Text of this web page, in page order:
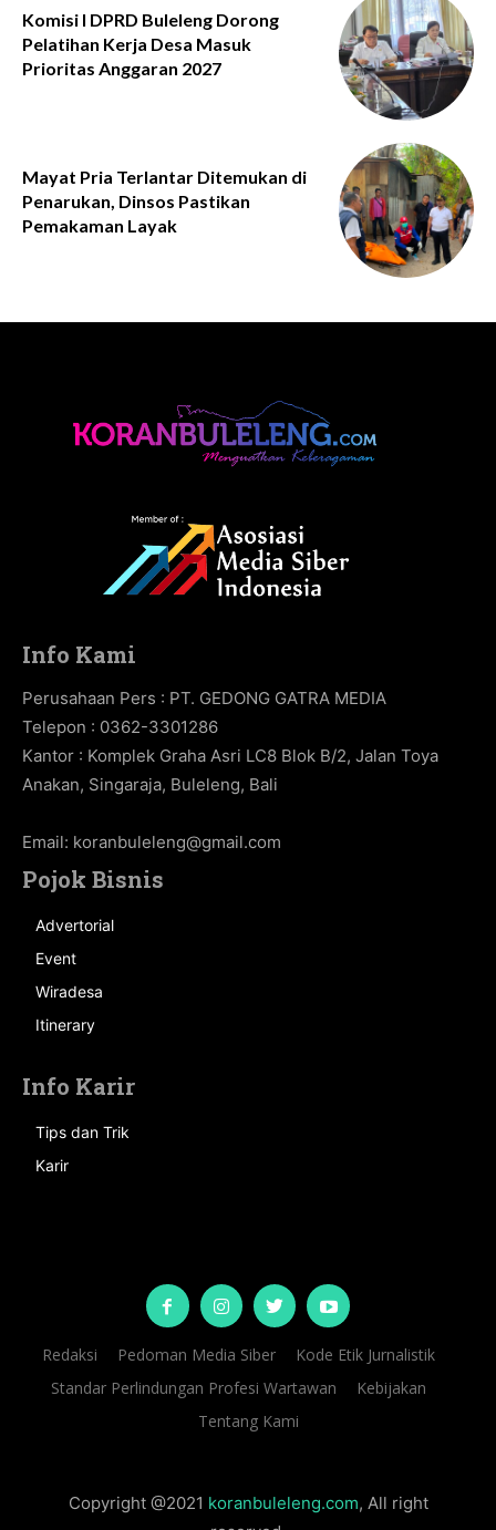
Komisi I DPRD Buleleng Dorong
Pelatihan Kerja Desa Masuk
Prioritas Anggaran 2027
Mayat Pria Terlantar Ditemukan di
Penarukan, Dinsos Pastikan
Pemakaman Layak
Info Kami
Perusahaan Pers : PT. GEDONG GATRA MEDIA
Telepon : 0362-3301286
Kantor : Komplek Graha Asri LC8 Blok B/2, Jalan Toya
Anakan, Singaraja, Buleleng, Bali
Email: koranbuleleng@gmail.com
Pojok Bisnis
Advertorial
Event
Wiradesa
Itinerary
Info Karir
Tips dan Trik
Karir
Redaksi Pedoman Media Siber
Kode Etik Jurnalistik
Standar Perlindungan Profesi Wartawan
Kebijakan
Tentang Kami
Copyright @2021 koranbuleleng.com, All right